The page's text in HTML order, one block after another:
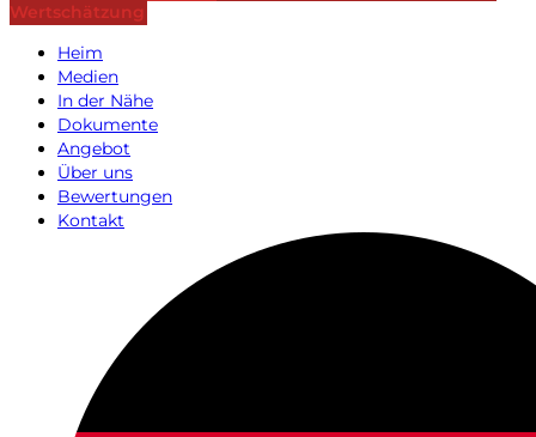
Wertschätzung
Heim
Medien
In der Nähe
Dokumente
Angebot
Über uns
Bewertungen
Kontakt